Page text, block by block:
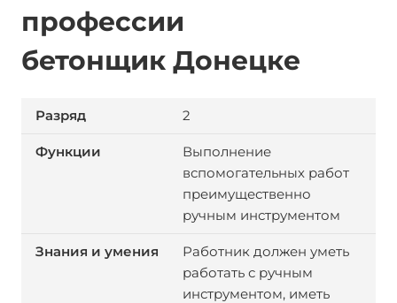
профессии
бетонщик Донецке
2
Выполнение
вспомогательных работ
преимущественно
ручным инструментом
Работник должен уметь
работать с ручным
инструментом, иметь